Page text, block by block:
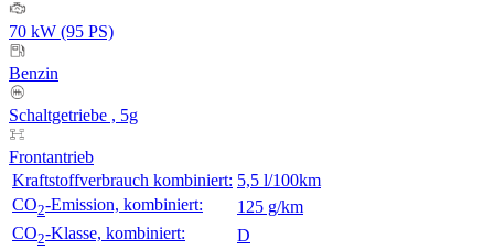
70 kW (95 PS)
Benzin
Schaltgetriebe , 5g
Frontantrieb
Kraftstoffverbrauch kombiniert: 5,5 l/100km
CO2-Emission, kombiniert:
125 g/km
CO2-Klasse, kombiniert:
D